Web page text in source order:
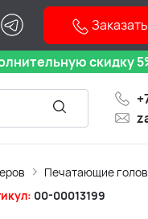
скидку
Печатающие
00-00013199